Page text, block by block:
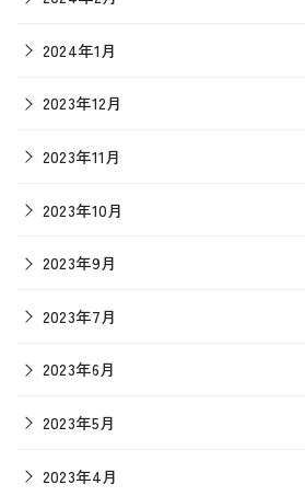
2024年1月
2023年12月
2023年11月
2023年10月
2023年9月
2023年7月
2023年6月
2023年5月
2023年4月